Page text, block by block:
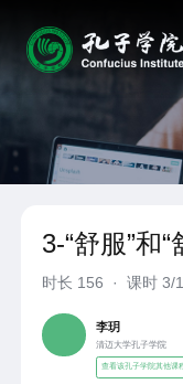
3-“舒服”和
时长 156 · 课时 3/
李玥
清迈大学孔子学院
查看该孔子学院其他课